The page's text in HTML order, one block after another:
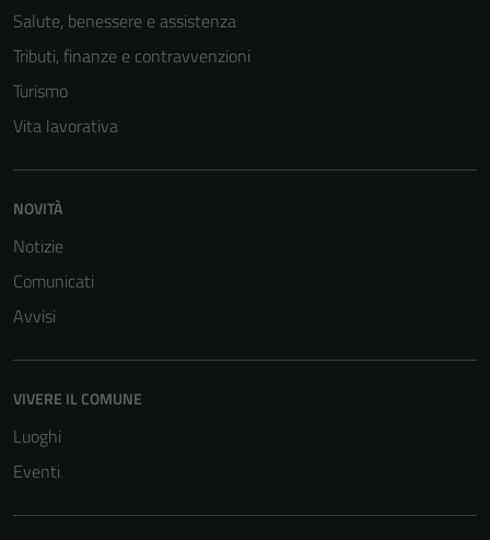
Salute, benessere e assistenza
Tributi, finanze e contravvenzioni
Turismo
Vita lavorativa
NOVITÀ
Notizie
Comunicati
Avvisi
VIVERE IL COMUNE
Luoghi
Eventi
personali.